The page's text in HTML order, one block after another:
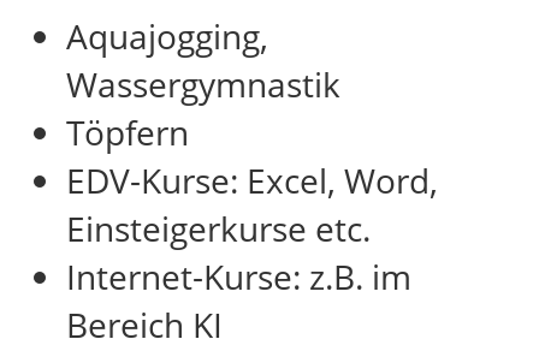
Aquajogging,
Wassergymnastik
Töpfern
EDV-Kurse: Excel, Word,
Einsteigerkurse etc.
Internet-Kurse: z.B. im
Bereich KI